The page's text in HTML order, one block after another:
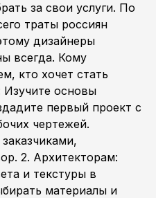
за свои услуги. По
траты россиян
дизайнеры
всегда. Кому
кто хочет стать
Изучите основы
первый проект с
чертежей.
2. Архитекторам:
и текстуры в
материалы и